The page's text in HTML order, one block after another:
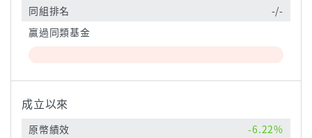
同組排名
-/-
贏過同類基金
成立以來
原幣績效
-6.22%